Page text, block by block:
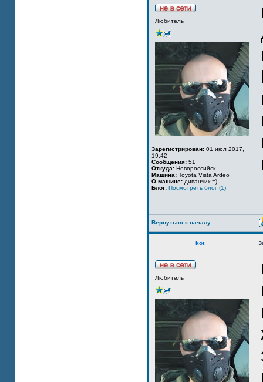
Любитель
Зарегистрирован: 01 июл 2017,
19:42
Сообщения: 51
Откуда: Новороссийск
Машина: Toyota Vista Ardeo
О машине: диванчик =)
Блог: Посмотреть блог (1)
Вернуться к началу
kot_
Любитель